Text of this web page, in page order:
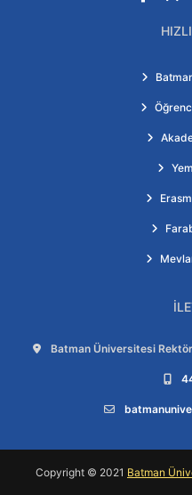
Adres:
Batman Üniversitesi
E-posta:
Copyright © 2021 Batman